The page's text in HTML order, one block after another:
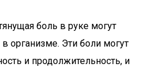
боль в руке могут
организме. Эти боли могут
и продолжительность, и